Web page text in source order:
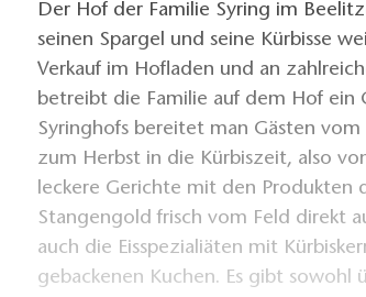
Der Hof der Familie Syring im
seinen Spargel und seine Kürbisse
Verkauf im Hofladen und an
betreibt die Familie auf dem Hof ein
Syringhofs bereitet man Gästen vom
zum Herbst in die Kürbiszeit, also
leckere Gerichte mit den Produkten
Stangengold frisch vom Feld direkt
auch die Eisspezialiäten mit
gebackenen Kuchen. Es gibt sowohl